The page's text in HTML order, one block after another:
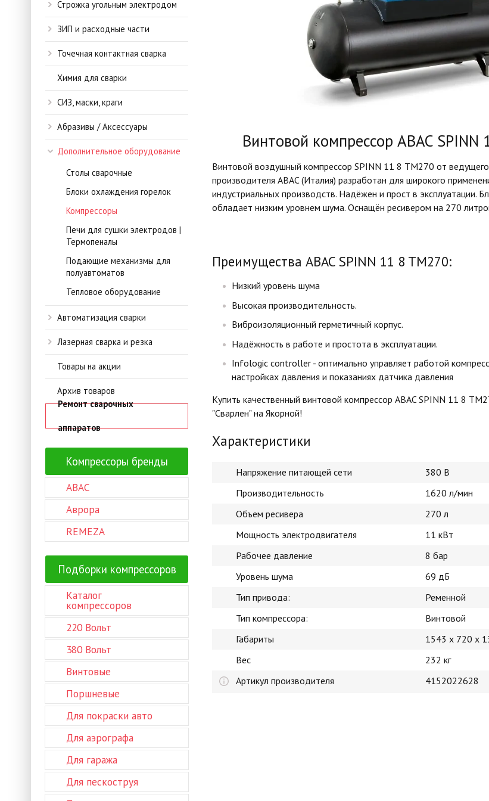
Строжка угольным электродом
ЗИП и расходные части
Точечная контактная сварка
Химия для сварки
СИЗ, маски, краги
Абразивы / Аксессуары
Дополнительное оборудование
Столы сварочные
Блоки охлаждения горелок
Компрессоры
Печи для сушки электродов |
Термопеналы
Подающие механизмы для
полуавтоматов
Тепловое оборудование
Автоматизация сварки
Лазерная сварка и резка
Товары на акции
Архив товаров
Ремонт сварочных
аппаратов
Компрессоры бренды
ABAC
Аврора
REMEZA
Подборки компрессоров
Каталог
компрессоров
220 Вольт
380 Вольт
Винтовые
Поршневые
Для покраски авто
Для аэрографа
Для гаража
Для пескоструя
Винтовой компрессор ABAC SPINN
Винтовой воздушный компрессор SPINN 11 8 TM270 от ведущего
производителя ABAC (Италия) разработан для широкого
индустриальных производств. Надёжен и прост в эксплуатации.
обладает низким уровнем шума. Оснащён ресивером на 270
Преимущества ABAC SPINN 11 8 TM270:
Низкий уровень шума
Высокая производительность.
Виброизоляционный герметичный корпус.
Надёжность в работе и простота в эксплуатации.
Infologic controller - оптимально управляет работой
настройках давления и показаниях датчика давления
Купить качественный винтовой компрессор ABAC SPINN 11 8
"Сварлен" на Якорной!
Характеристики
Напряжение питающей сети
380 В
Производительность
1620 л/мин
Объем ресивера
270 л
Мощность электродвигателя
11 кВт
Рабочее давление
8 бар
Уровень шума
69 дБ
Тип привода:
Ременной
Тип компрессора:
Винтовой
Габариты
1543 x 720 x
Вес
232 кг
Артикул производителя
4152022628